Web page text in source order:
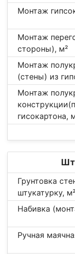
Монтаж
Монтаж
стороны), м²
Монтаж
(стены) из
Монтаж
гисокартона,
Грунтовка
штукатурку, м²
Набивка
Ручная